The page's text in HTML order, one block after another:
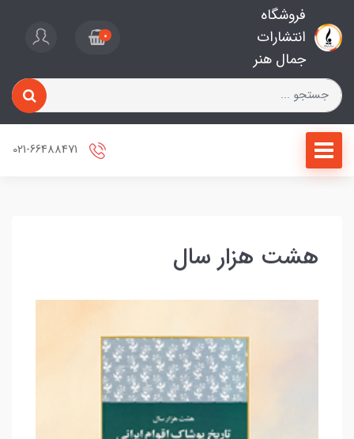
فروشگاه
انتشارات
جمال هنر
0
هشت هزار سال